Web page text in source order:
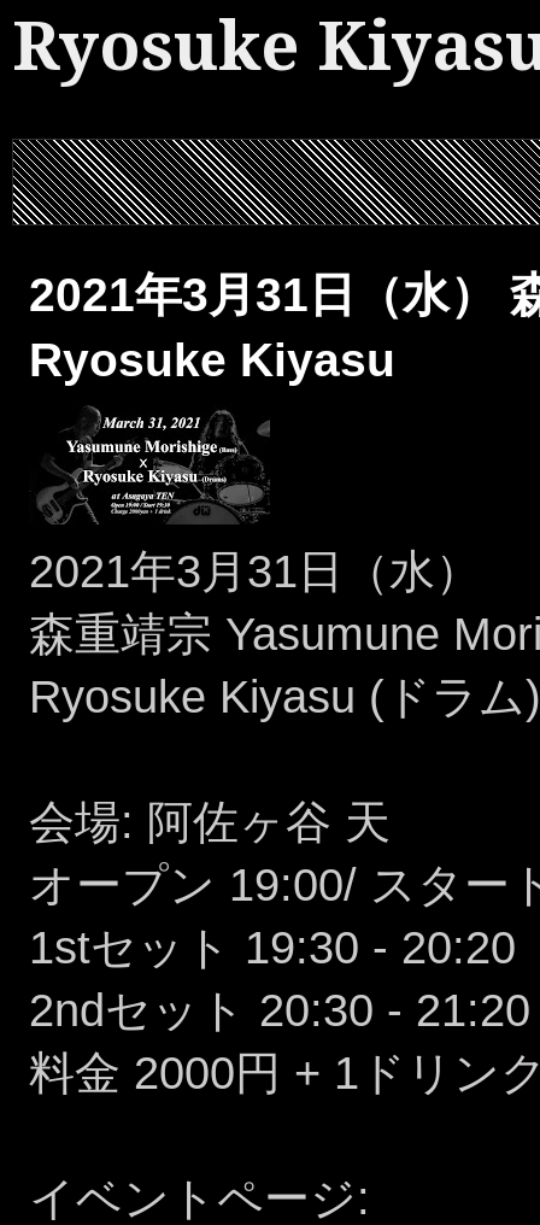
Ryosuke
2021年3月31日（水）
Ryosuke Kiyasu
2021年3月31日（水）
森重靖宗 Yasumune
Ryosuke Kiyasu (ドラ
会場: 阿佐ヶ谷 天
オープン 19:00/ スター
1stセット 19:30 - 20:20
2ndセット 20:30 - 21:20
料金 2000円 + 1ドリン
イベントページ: